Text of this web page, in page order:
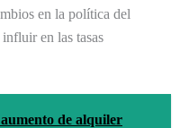
en la política del
en las tasas
de alquiler